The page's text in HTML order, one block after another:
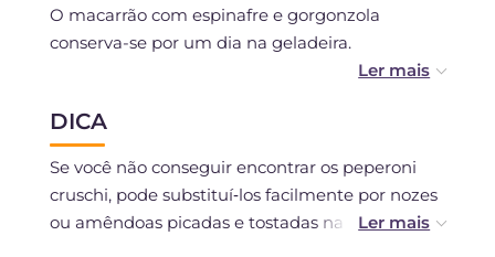
O macarrão com espinafre e gorgonzola
conserva-se por um dia na geladeira.
antecedência e guardá‑lo na geladeira.
DICA
Se você não conseguir encontrar os peperoni
cruschi, pode substituí‑los facilmente por nozes
ou amêndoas picadas e tostadas na frigideira,